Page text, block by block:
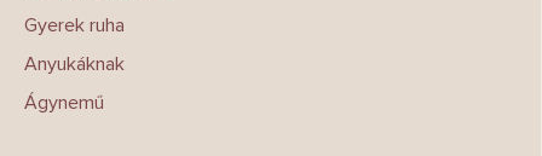
Gyerek ruha
Anyukáknak
Ágynemű